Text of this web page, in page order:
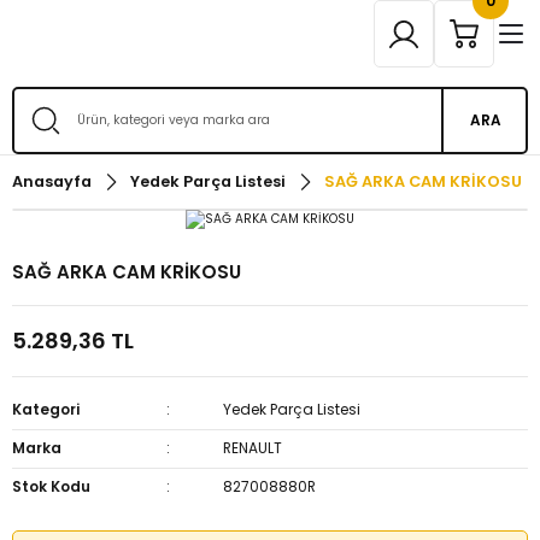
ARA
Anasayfa Yedek Parça Listesi SAĞ ARKA CAM KRİKOSU
SAĞ ARKA CAM KRİKOSU
5.289,36 TL
Kategori
Yedek Parça Listesi
Marka
RENAULT
Stok Kodu
827008880R